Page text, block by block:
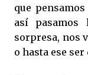
que
así
sorpresa, nos
o hasta ese